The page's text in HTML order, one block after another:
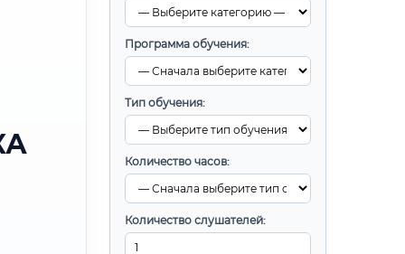
Программа обучения:
Тип обучения:
Количество часов:
Количество слушателей: